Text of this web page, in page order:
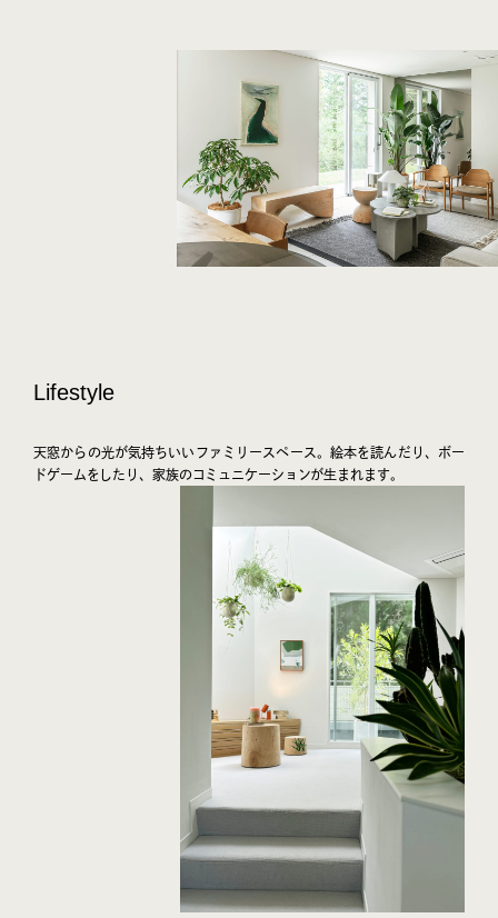
Lifestyle
天窓からの光が気持ちいいファミリースペース。絵本を読んだり、ボー
ドゲームをしたり、家族のコミュニケーションが生まれます。